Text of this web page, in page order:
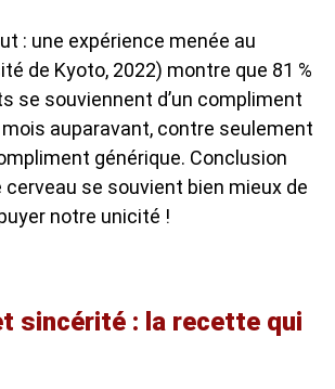
: une expérience menée au
de Kyoto, 2022) montre que 81 %
se souviennent d’un compliment
auparavant, contre seulement
générique. Conclusion
se souvient bien mieux de
notre unicité !
sincérité : la recette qui